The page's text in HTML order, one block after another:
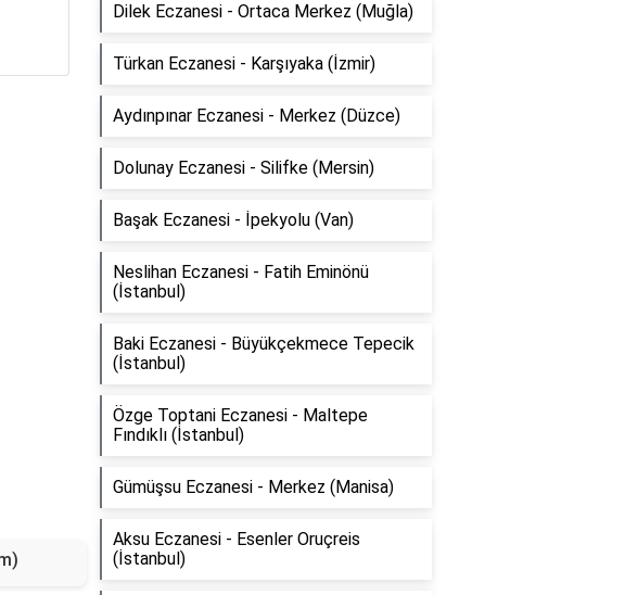
Dilek Eczanesi - Ortaca Merkez (Muğla)
Türkan Eczanesi - Karşıyaka (İzmir)
Aydınpınar Eczanesi - Merkez (Düzce)
Dolunay Eczanesi - Silifke (Mersin)
Başak Eczanesi - İpekyolu (Van)
Neslihan Eczanesi - Fatih Eminönü
(İstanbul)
Baki Eczanesi - Büyükçekmece Tepecik
(İstanbul)
Özge Toptani Eczanesi - Maltepe
Fındıklı (İstanbul)
Gümüşsu Eczanesi - Merkez (Manisa)
Aksu Eczanesi - Esenler Oruçreis
(İstanbul)